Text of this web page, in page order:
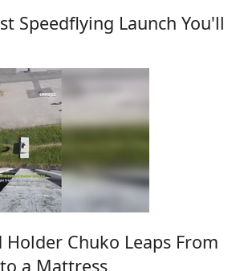
Speedflying Launch You'll
Holder Chuko Leaps From
a Mattress